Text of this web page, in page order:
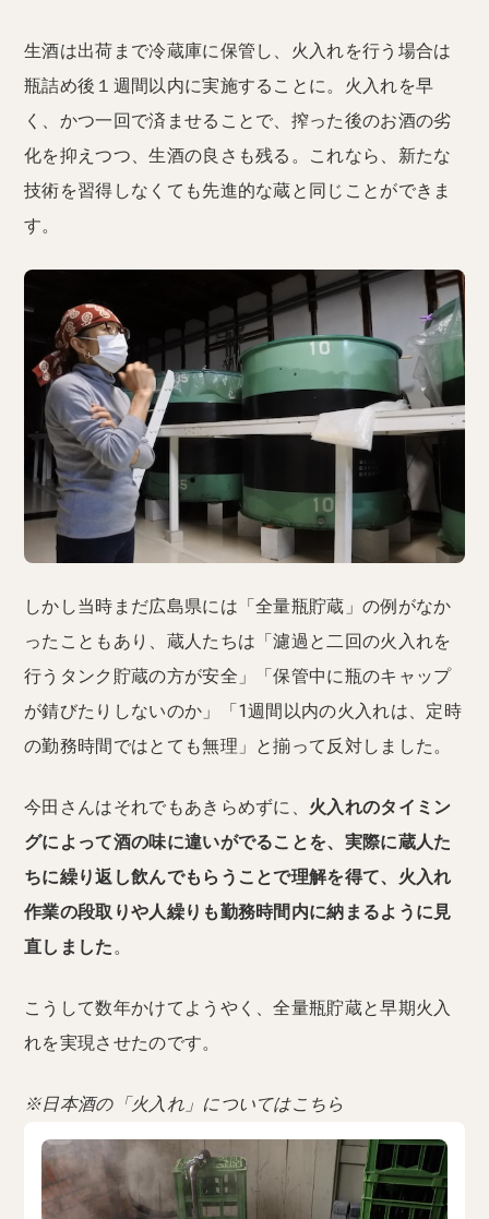
生酒は出荷まで冷蔵庫に保管し、火入れを行う場合は
瓶詰め後１週間以内に実施することに。火入れを早
く、かつ一回で済ませることで、搾った後のお酒の劣
化を抑えつつ、生酒の良さも残る。これなら、新たな
技術を習得しなくても先進的な蔵と同じことができま
す。
しかし当時まだ広島県には「全量瓶貯蔵」の例がなか
ったこともあり、蔵人たちは「濾過と二回の火入れを
行うタンク貯蔵の方が安全」「保管中に瓶のキャップ
が錆びたりしないのか」「1週間以内の火入れは、定時
の勤務時間ではとても無理」と揃って反対しました。
今田さんはそれでもあきらめずに、 火入れのタイミン
グによって酒の味に違いがでることを、実際に蔵人た
ちに繰り返し飲んでもらうことで理解を得て、火入れ
作業の段取りや人繰りも勤務時間内に納まるように見
直しました。
こうして数年かけてようやく、全量瓶貯蔵と早期火入
れを実現させたのです。
※日本酒の「火入れ」についてはこちら